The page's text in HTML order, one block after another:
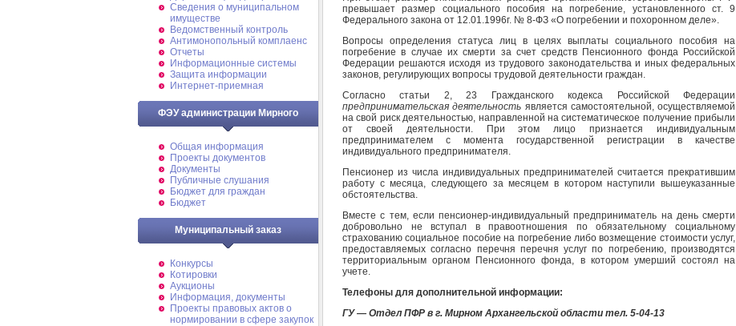
Cведения о муниципальном
имуществе
Ведомственный контроль
Антимонопольный комплаенс
Отчеты
Информационные системы
Защита информации
Интернет-приемная
ФЭУ администрации Мирного
Общая информация
Проекты документов
Документы
Публичные слушания
Бюджет для граждан
Бюджет
Муниципальный заказ
Конкурсы
Котировки
Аукционы
Информация, документы
Проекты правовых актов о
нормировании в сфере закупок
превышает размер социального пособия на погребение, установленного ст. 9
Федерального закона от 12.01.1996г. № 8-ФЗ «О погребении и похоронном деле».
Вопросы определения статуса лиц в целях выплаты социального пособия на
погребение в случае их смерти за счет средств Пенсионного фонда Российской
Федерации решаются исходя из трудового законодательства и иных федеральных
законов, регулирующих вопросы трудовой деятельности граждан.
Согласно статьи 2, 23 Гражданского кодекса Российской Федерации
предпринимательская деятельность является самостоятельной, осуществляемой
на свой риск деятельностью, направленной на систематическое получение прибыли
от своей деятельности. При этом лицо признается индивидуальным
предпринимателем с момента государственной регистрации в качестве
индивидуального предпринимателя.
Пенсионер из числа индивидуальных предпринимателей считается прекратившим
работу с месяца, следующего за месяцем в котором наступили вышеуказанные
обстоятельства.
Вместе с тем, если пенсионер-индивидуальный предприниматель на день смерти
добровольно не вступал в правоотношения по обязательному социальному
страхованию социальное пособие на погребение либо возмещение стоимости услуг,
предоставляемых согласно перечня перечня услуг по погребению, производятся
территориальным органом Пенсионного фонда, в котором умерший состоял на
учете.
Телефоны для дополнительной информации:
ГУ — Отдел ПФР в г. Мирном Архангельской области тел. 5-04-13